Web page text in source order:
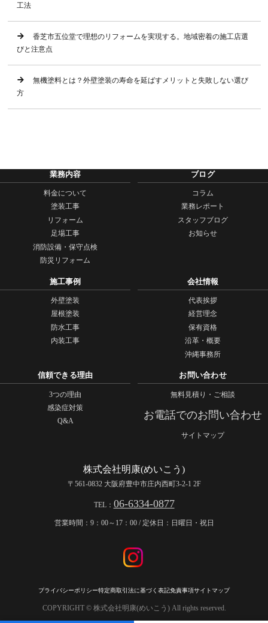
工法
香芝市五位堂で理想のリフォームを実現する。地域密着の施工店選
びと注意点
無機塗料とは？外壁塗装の寿命を延ばすメリットと失敗しない選び
方
業務内容
料金について
塗装工事
リフォーム
足場工事
消防設備・保守点検
防災リフォーム
ブログ
コラム
業務レポート
スタッフブログ
お知らせ
施工事例
外壁塗装
屋根塗装
防水工事
内装工事
会社情報
代表挨拶
経営理念
保有資格
沿革・概要
沖縄事務所
信頼できる理由
3つの理由
感染症対策
Q&A
お問い合わせ
無料見積り・ご相談
お電話でのお問い合わせ
サイトマップ
株式会社明康(めいこう)
〒561-0832 大阪府豊中市庄内西町3-2-1 2F
TEL： 06-6334-0877
営業時間：9：00～17：00 / 定休日：日曜日・祝日
プライバシーポリシー特定商取引法に基づく表記免責事項サイトマップ
COPYRIGHT © 株式会社明康(めいこう) All rights reserved.